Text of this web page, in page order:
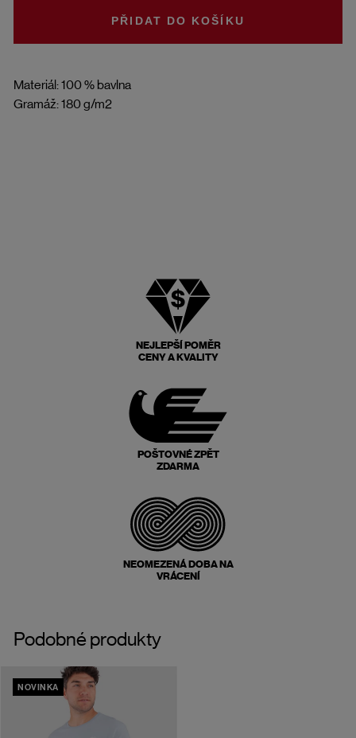
Materiál: 100 % bavlna
Gramáž: 180 g/m2
DO KOŠÍKU
NEJLEPŠÍ POMĚR
CENY A KVALITY
POŠTOVNÉ ZPĚT
ZDARMA
NEOMEZENÁ DOBA NA
VRÁCENÍ
Podobné produkty
NOVINKA